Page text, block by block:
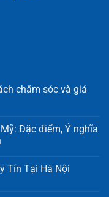
chăm sóc và giá
Đặc điểm, Ý nghĩa
Tín Tại Hà Nội